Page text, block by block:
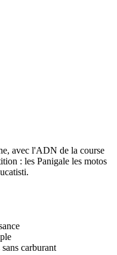
avec l'ADN de la course
: les Panigale les motos
carburant